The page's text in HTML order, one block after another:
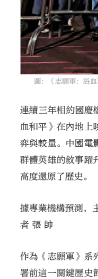
圖：《志願軍：浴血
連續三年相約國慶
血和平》在內地上
弈與較量。中國電
群體英雄的敘事躍
高度還原了歷史。
據專業機構預測，
者 張 帥
作為《志願軍》系
署前這一關鍵歷史